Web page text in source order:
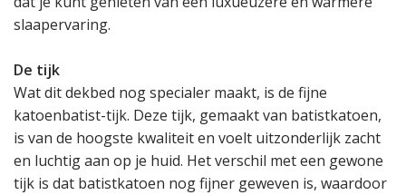
slaapervaring.
De tijk
Wat dit dekbed nog specialer maakt, is de fijne
katoenbatist-tijk. Deze tijk, gemaakt van batistkatoen,
is van de hoogste kwaliteit en voelt uitzonderlijk zacht
en luchtig aan op je huid. Het verschil met een gewone
tijk is dat batistkatoen nog fijner geweven is, waardoor